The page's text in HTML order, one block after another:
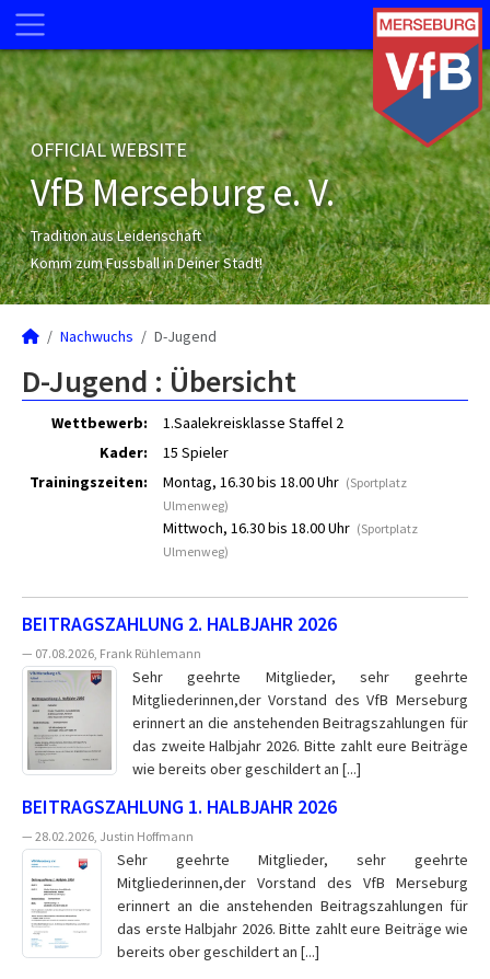
OFFICIAL WEBSITE
VfB Merseburg e. V.
Tradition aus Leidenschaft
Komm zum Fussball in Deiner Stadt!
Nachwuchs D-Jugend
D-Jugend : Übersicht
Wettbewerb:
1.Saalekreisklasse Staffel 2
Kader:
15 Spieler
Trainingszeiten:
Montag, 16.30 bis 18.00 Uhr (Sportplatz
Ulmenweg)
Mittwoch, 16.30 bis 18.00 Uhr (Sportplatz
Ulmenweg)
BEITRAGSZAHLUNG 2. HALBJAHR 2026
— 07.08.2026, Frank Rühlemann
Sehr geehrte Mitglieder, sehr geehrte
Mitgliederinnen,der Vorstand des VfB Merseburg
erinnert an die anstehenden Beitragszahlungen für
das zweite Halbjahr 2026. Bitte zahlt eure Beiträge
wie bereits ober geschildert an [...]
BEITRAGSZAHLUNG 1. HALBJAHR 2026
— 28.02.2026, Justin Hoffmann
Sehr geehrte Mitglieder, sehr geehrte
Mitgliederinnen,der Vorstand des VfB Merseburg
erinnert an die anstehenden Beitragszahlungen für
das erste Halbjahr 2026. Bitte zahlt eure Beiträge wie
bereits ober geschildert an [...]